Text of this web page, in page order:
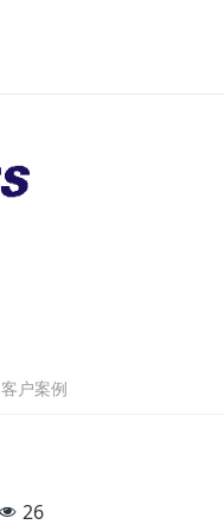
客户案例
26